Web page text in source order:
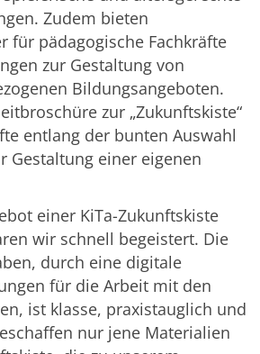
Zudem bieten
für pädagogische Fachkräfte
zur Gestaltung von
Bildungsangeboten.
zur „Zukunftskiste“
entlang der bunten Auswahl
Gestaltung einer eigenen
einer KiTa-Zukunftskiste
wir schnell begeistert. Die
durch eine digitale
für die Arbeit mit den
ist klasse, praxistauglich und
nur jene Materialien